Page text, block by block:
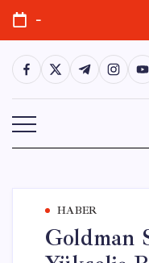
Skip
content
-
https://https://https://t.me/
https://
HABER
Goldman